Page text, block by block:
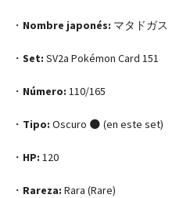
・ Nombre japonés: マタドガス
・ Set: SV2a Pokémon Card 151
・ Número: 110/165
・ Tipo: Oscuro 🌑 (en este set)
・ HP: 120
・ Rareza: Rara (Rare)